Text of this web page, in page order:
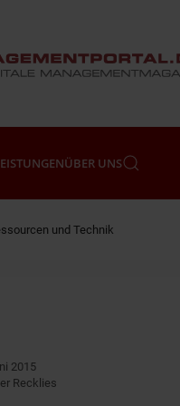
ÜBER UNS
und Technik
2015
Recklies